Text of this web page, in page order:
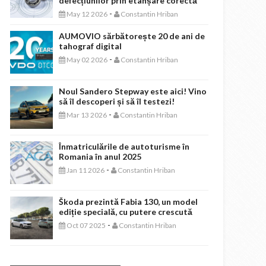
May 12 2026 - Constantin Hriban
AUMOVIO sărbătorește 20 de ani de
tahograf digital
May 02 2026 - Constantin Hriban
Noul Sandero Stepway este aici! Vino
să îl descoperi și să îl testezi!
Mar 13 2026 - Constantin Hriban
Înmatriculările de autoturisme în
Romania în anul 2025
Jan 11 2026 - Constantin Hriban
Škoda prezintă Fabia 130, un model
ediție specială, cu putere crescută
Oct 07 2025 - Constantin Hriban